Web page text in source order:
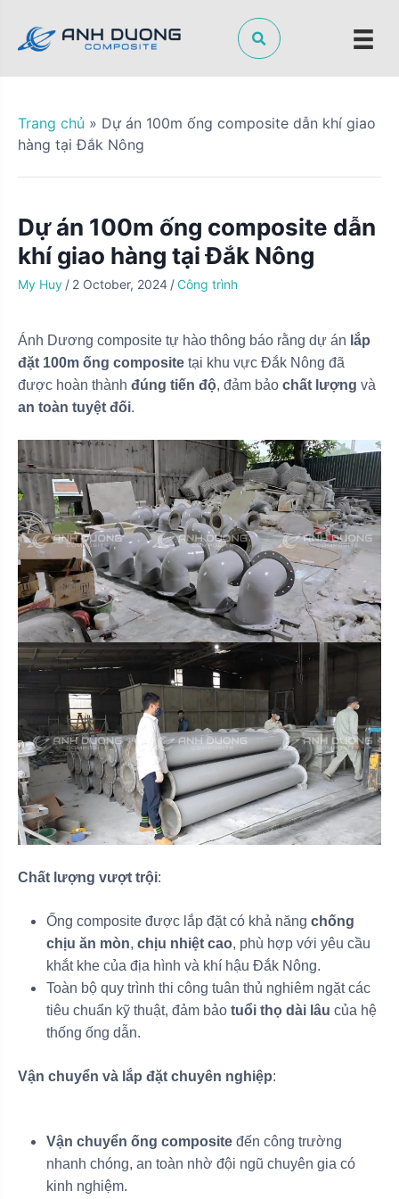
p
Trang chủ » Dự án 100m ống composite dẫn khí giao
hàng tại Đắk Nông
Dự án 100m ống composite dẫn
khí giao hàng tại Đắk Nông
My Huy / 2 October, 2024 /Công trình
Ánh Dương composite tự hào thông báo rằng dự án lắp
đặt 100m ống composite tại khu vực Đắk Nông đã
được hoàn thành đúng tiến độ, đảm bảo chất lượng và
an toàn tuyệt đối.
Chất lượng vượt trội:
Ống composite được lắp đặt có khả năng chống
chịu ăn mòn, chịu nhiệt cao, phù hợp với yêu cầu
khắt khe của địa hình và khí hậu Đắk Nông.
Toàn bộ quy trình thi công tuân thủ nghiêm ngặt các
tiêu chuẩn kỹ thuật, đảm bảo tuổi thọ dài lâu của hệ
thống ống dẫn.
Vận chuyển và lắp đặt chuyên nghiệp:
Vận chuyển ống composite đến công trường
nhanh chóng, an toàn nhờ đội ngũ chuyên gia có
kinh nghiệm.